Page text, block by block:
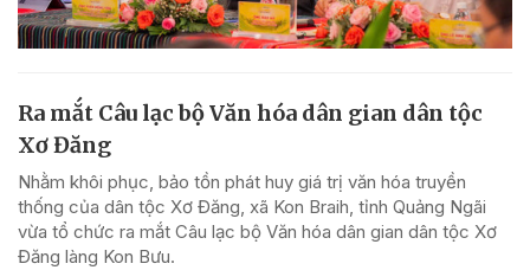
Ra mắt Câu lạc bộ Văn hóa dân gian dân tộc
Xơ Đăng
Nhằm khôi phục, bảo tồn phát huy giá trị văn hóa truyền
thống của dân tộc Xơ Đăng, xã Kon Braih, tỉnh Quảng Ngãi
vừa tổ chức ra mắt Câu lạc bộ Văn hóa dân gian dân tộc Xơ
Đăng làng Kon Bưu.